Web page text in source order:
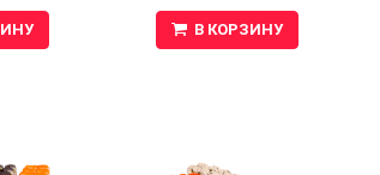
Aiko maki
Svaigais
Segun maki Green maki
В КОРЗИНУ